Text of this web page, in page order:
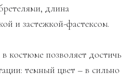
длина
и застежкой-фастексом.
костюме позволяет достичь
темный цвет – в сильно